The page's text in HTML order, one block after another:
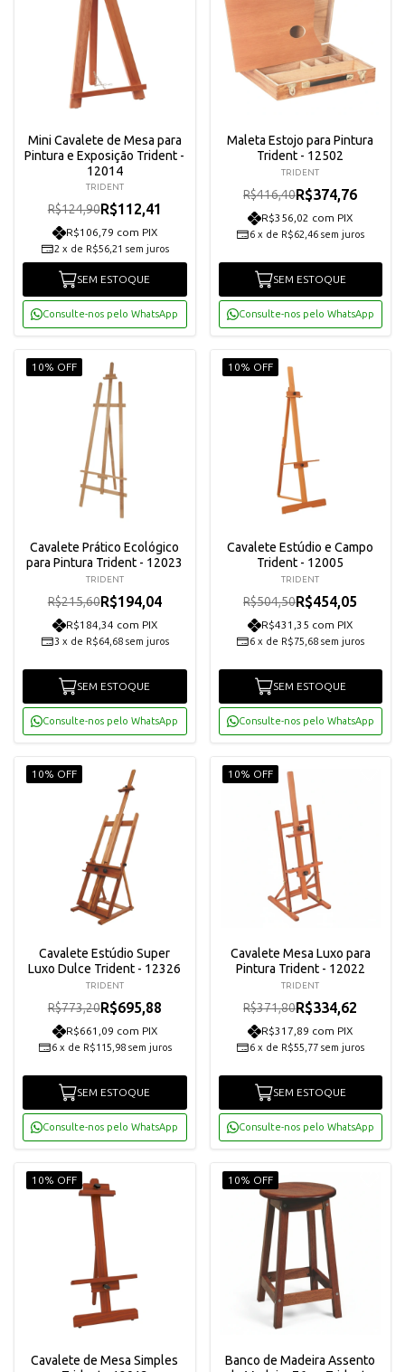
Mini Cavalete de Mesa para
Pintura e Exposição Trident -
12014
TRIDENT
R$124,90R$112,41
R$106,79 com PIX
2 x de R$56,21 sem juros
SEM ESTOQUE
Consulte-nos pelo WhatsApp
Maleta Estojo para Pintura
Trident - 12502
TRIDENT
R$416,40R$374,76
R$356,02 com PIX
6 x de R$62,46 sem juros
SEM ESTOQUE
Consulte-nos pelo WhatsApp
10% OFF
Cavalete Prático Ecológico
para Pintura Trident - 12023
TRIDENT
R$215,60R$194,04
R$184,34 com PIX
3 x de R$64,68 sem juros
SEM ESTOQUE
Consulte-nos pelo WhatsApp
10% OFF
Cavalete Estúdio e Campo
Trident - 12005
TRIDENT
R$504,50R$454,05
R$431,35 com PIX
6 x de R$75,68 sem juros
SEM ESTOQUE
Consulte-nos pelo WhatsApp
10% OFF
Cavalete Estúdio Super
Luxo Dulce Trident - 12326
TRIDENT
R$773,20R$695,88
R$661,09 com PIX
6 x de R$115,98 sem juros
SEM ESTOQUE
Consulte-nos pelo WhatsApp
10% OFF
Cavalete Mesa Luxo para
Pintura Trident - 12022
TRIDENT
R$371,80R$334,62
R$317,89 com PIX
6 x de R$55,77 sem juros
SEM ESTOQUE
Consulte-nos pelo WhatsApp
10% OFF
Cavalete de Mesa Simples
10% OFF
Banco de Madeira Assento